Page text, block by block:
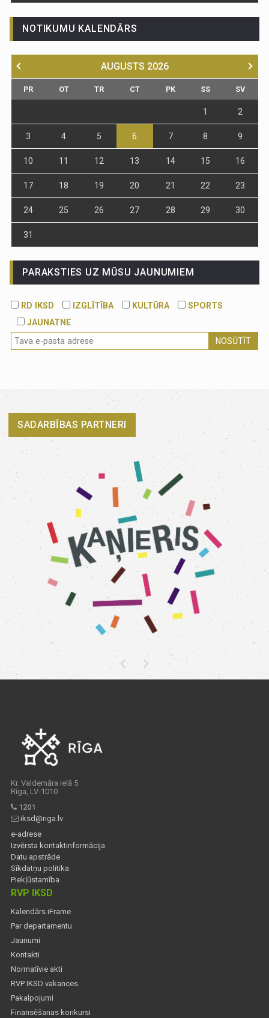
NOTIKUMU KALENDĀRS
AUGUSTS 2026
PR OT TR CT PK SS SV
1 2
3 4 5 6 7 8 9
10 11 12 13 14 15 16
17 18 19 20 21 22 23
24 25 26 27 28 29 30
31
PARAKSTIES UZ MŪSU JAUNUMIEM
RD IKSD IZGLĪTĪBA KULTŪRA
SPORTS
JAUNATNE
NOSŪTĪT
SADARBĪBAS PARTNERI
Kr. Valdemāra ielā 5
Rīga, LV-1010
1201
iksd@riga.lv
e-adrese
Izvērsta kontaktinformācija
Datu apstrāde
Sīkdatņu politika
Piekļūstamība
RVP IKSD
Kalendārs iFrame
Par departamentu
Jaunumi
Kontakti
Normatīvie akti
RVP IKSD vakances
Pakalpojumi
Finansēšanas konkursi